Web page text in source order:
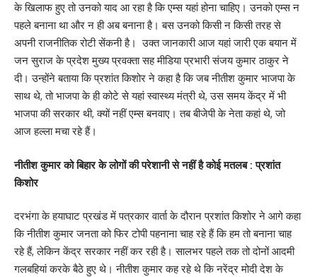
के खिलाफ हुए तो उनको याद आ रहा है कि एम्स यहां होना चाहिए। उनको एम्स न
पहले बनाना था और न ही अब बनाना है। बस उनको किसी न किसी तरह से
अपनी राजनीतिक रोटी सेंकनी है। उक्त जानकारी आज यहां जारी एक बयान में
जन सुराज के प्रदेश मुख्य प्रवक्ता सह मीडिया प्रभारी संजय कुमार ठाकुर ने
दी। उन्होंने बताया कि प्रशांत किशोर ने कहा है कि जब नीतीश कुमार भाजपा के
साथ थे, तो भाजपा के ही कोटे से यहां स्वास्थ्य मंत्री थे, उस समय केंद्र में भी
भाजपा की सरकार थी, क्यों नहीं एम्स बनवाए। तब बीजेपी के नेता कहां थे, जो
आज हल्ला मचा रहे हैं।
नीतीश कुमार को बिहार के लोगों की परेशानी से नहीं है कोई मतलब : प्रशांत
किशोर
दरभंगा के हयाघाट प्रखंड में पत्रकार वार्ता के दौरान प्रशांत किशोर ने आगे कहा
कि नीतीश कुमार जनता को फिर टोपी पहनाना चाह रहे हैं कि हम तो बनाना चाह
रहे हैं, लेकिन केंद्र सरकार नहीं कर रही है। सालभर पहले तक तो दोनों आदमी
गलबहियां करके बैठे हुए थे। नीतीश कुमार कह रहे थे कि नरेंद्र मोदी देश के